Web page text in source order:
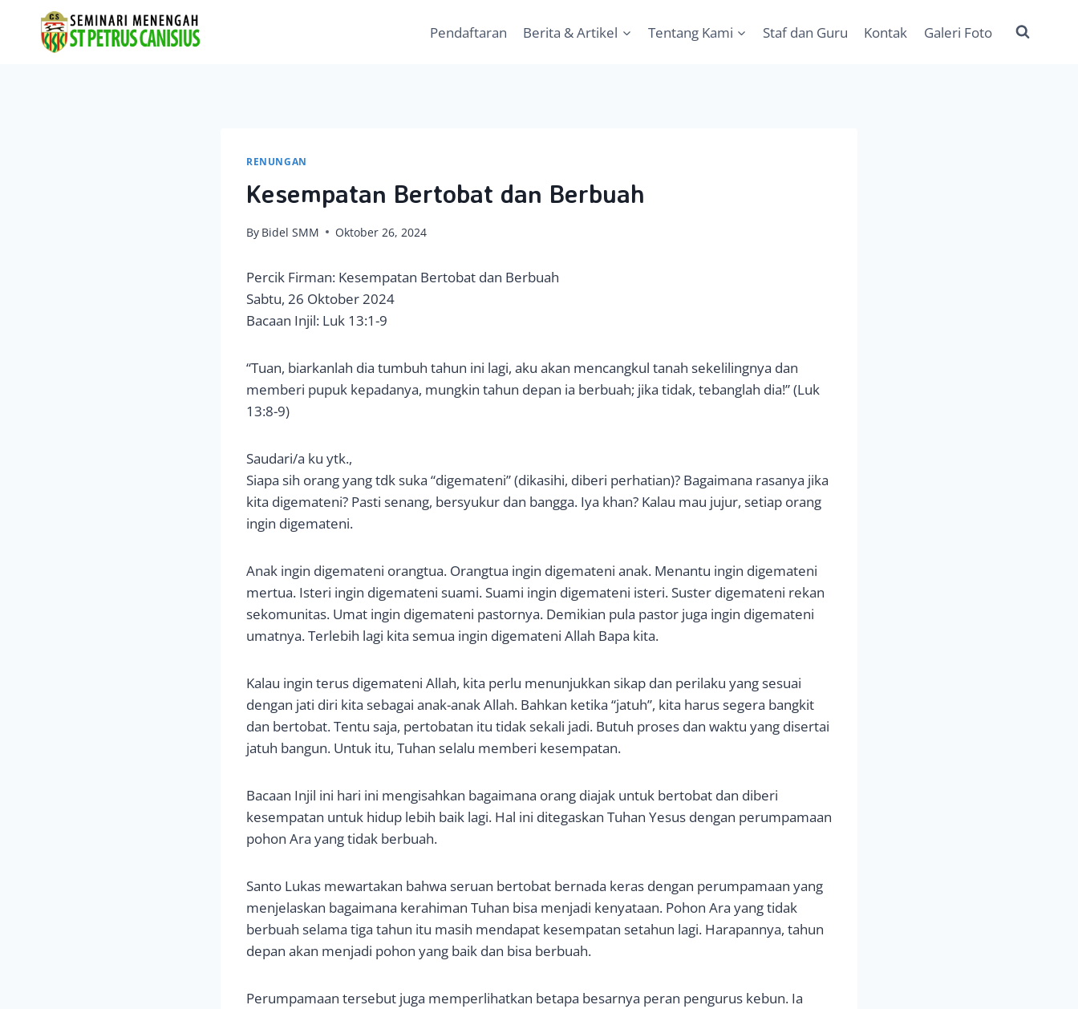
content
Pendaftaran Berita & Artikel Tentang Kami Staf dan Guru Kontak Galeri Foto
RENUNGAN
Kesempatan Bertobat dan Berbuah
By Bidel SMM Oktober 26, 2024
Percik Firman: Kesempatan Bertobat dan Berbuah
Sabtu, 26 Oktober 2024
Bacaan Injil: Luk 13:1-9
“Tuan, biarkanlah dia tumbuh tahun ini lagi, aku akan mencangkul tanah sekelilingnya dan
memberi pupuk kepadanya, mungkin tahun depan ia berbuah; jika tidak, tebanglah dia!” (Luk
13:8-9)
Saudari/a ku ytk.,
Siapa sih orang yang tdk suka “digemateni” (dikasihi, diberi perhatian)? Bagaimana rasanya jika
kita digemateni? Pasti senang, bersyukur dan bangga. Iya khan? Kalau mau jujur, setiap orang
ingin digemateni.
Anak ingin digemateni orangtua. Orangtua ingin digemateni anak. Menantu ingin digemateni
mertua. Isteri ingin digemateni suami. Suami ingin digemateni isteri. Suster digemateni rekan
sekomunitas. Umat ingin digemateni pastornya. Demikian pula pastor juga ingin digemateni
umatnya. Terlebih lagi kita semua ingin digemateni Allah Bapa kita.
Kalau ingin terus digemateni Allah, kita perlu menunjukkan sikap dan perilaku yang sesuai
dengan jati diri kita sebagai anak-anak Allah. Bahkan ketika “jatuh”, kita harus segera bangkit
dan bertobat. Tentu saja, pertobatan itu tidak sekali jadi. Butuh proses dan waktu yang disertai
jatuh bangun. Untuk itu, Tuhan selalu memberi kesempatan.
Bacaan Injil ini hari ini mengisahkan bagaimana orang diajak untuk bertobat dan diberi
kesempatan untuk hidup lebih baik lagi. Hal ini ditegaskan Tuhan Yesus dengan perumpamaan
pohon Ara yang tidak berbuah.
Santo Lukas mewartakan bahwa seruan bertobat bernada keras dengan perumpamaan yang
menjelaskan bagaimana kerahiman Tuhan bisa menjadi kenyataan. Pohon Ara yang tidak
berbuah selama tiga tahun itu masih mendapat kesempatan setahun lagi. Harapannya, tahun
depan akan menjadi pohon yang baik dan bisa berbuah.
Perumpamaan tersebut juga memperlihatkan betapa besarnya peran pengurus kebun. Ia